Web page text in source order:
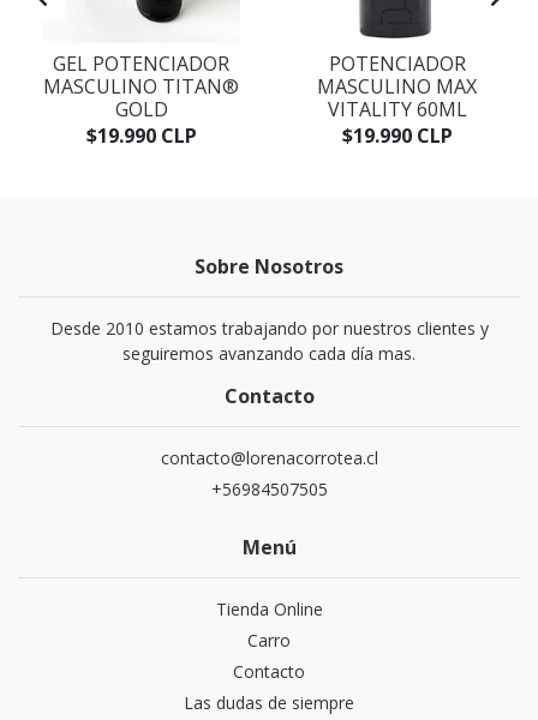
GEL POTENCIADOR
MASCULINO TITAN®
GOLD
$19.990 CLP
POTENCIADOR
MASCULINO MAX
VITALITY 60ML
$19.990 CLP
Sobre Nosotros
Desde 2010 estamos trabajando por nuestros clientes y
seguiremos avanzando cada día mas.
Contacto
contacto@lorenacorrotea.cl
+56984507505
Menú
Tienda Online
Carro
Contacto
Las dudas de siempre